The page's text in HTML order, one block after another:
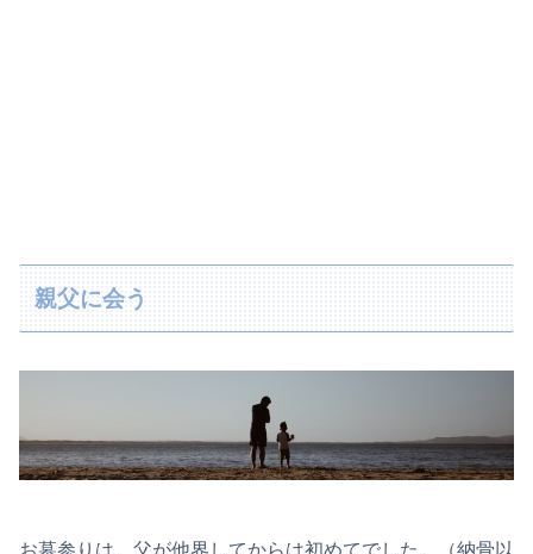
親父に会う